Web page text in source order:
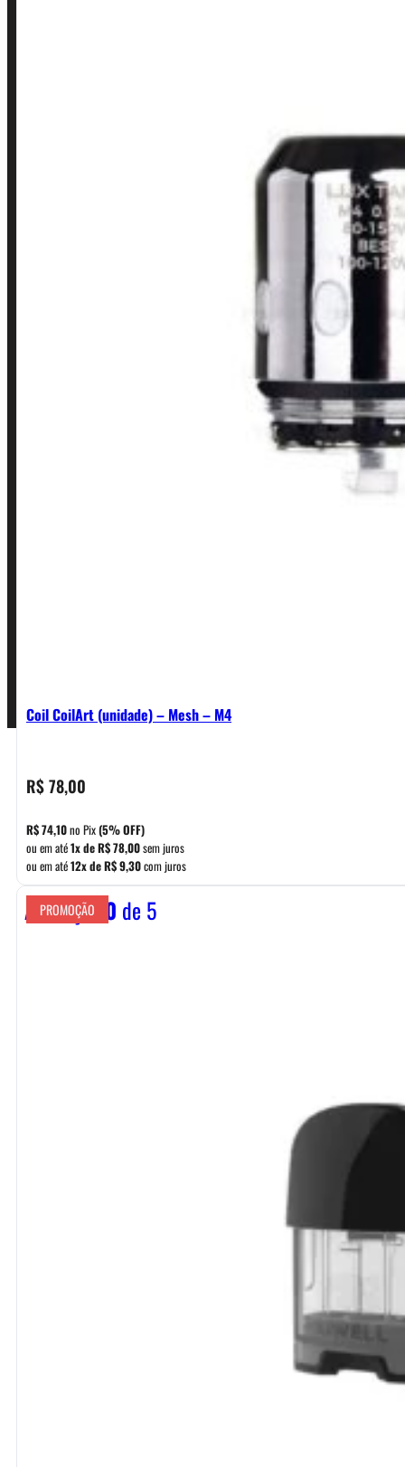
Coil CoilArt (unidade) – Mesh – M4
R$78,00
R$74,10no Pix(5% OFF)
ou em até1x deR$78,00sem juros
ou em até12x deR$9,30com juros
Avaliação 0 de 5
PROMOÇÃO